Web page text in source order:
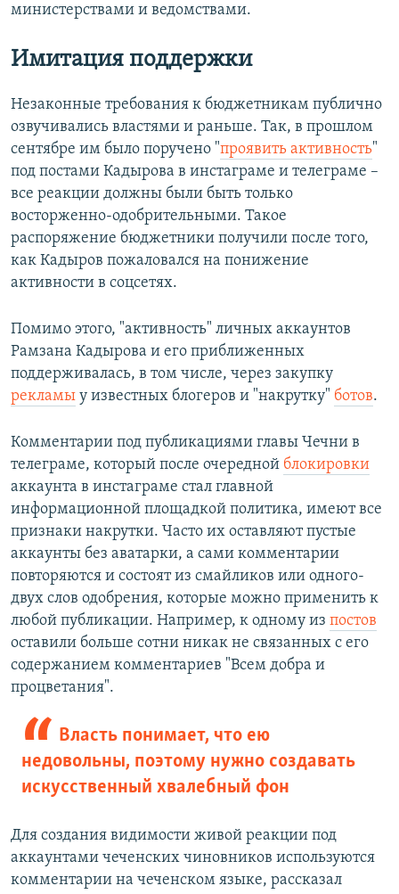
министерствами и ведомствами.
Имитация поддержки
Незаконные требования к бюджетникам публично
озвучивались властями и раньше. Так, в прошлом
сентябре им было поручено "проявить активность"
под постами Кадырова в инстаграме и телеграме –
все реакции должны были быть только
восторженно-одобрительными. Такое
распоряжение бюджетники получили после того,
как Кадыров пожаловался на понижение
активности в соцсетях.
Помимо этого, "активность" личных аккаунтов
Рамзана Кадырова и его приближенных
поддерживалась, в том числе, через закупку
рекламы у известных блогеров и "накрутку" ботов.
Комментарии под публикациями главы Чечни в
телеграме, который после очередной блокировки
аккаунта в инстаграме стал главной
информационной площадкой политика, имеют все
признаки накрутки. Часто их оставляют пустые
аккаунты без аватарки, а сами комментарии
повторяются и состоят из смайликов или одного-
двух слов одобрения, которые можно применить к
любой публикации. Например, к одному из постов
оставили больше сотни никак не связанных с его
содержанием комментариев "Всем добра и
процветания".
Власть понимает, что ею
недовольны, поэтому нужно создавать
искусственный хвалебный фон
Для создания видимости живой реакции под
аккаунтами чеченских чиновников используются
комментарии на чеченском языке, рассказал